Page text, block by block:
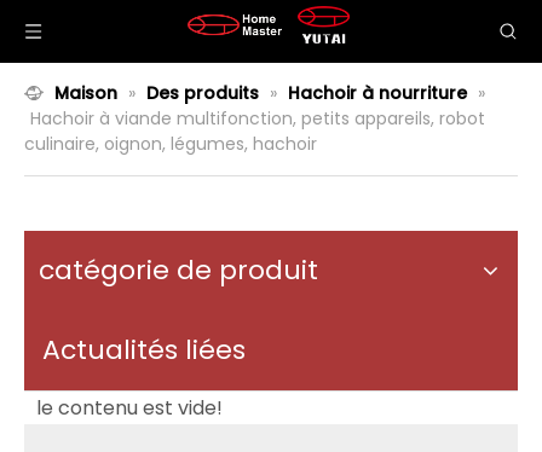
Maison » Des produits » Hachoir à nourriture »
Hachoir à viande multifonction, petits appareils, robot
culinaire, oignon, légumes, hachoir
catégorie de produit
Actualités liées
le contenu est vide!